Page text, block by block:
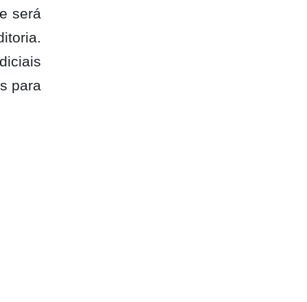
será
para